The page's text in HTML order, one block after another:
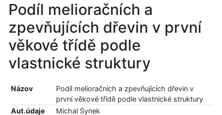
Podíl melioračních a
zpevňujících dřevin v první
věkové třídě podle
vlastnické struktury
Názov
Podíl melioračních a zpevňujících dřevin v
první věkové třídě podle vlastnické struktury
Aut.údaje
Michal Synek